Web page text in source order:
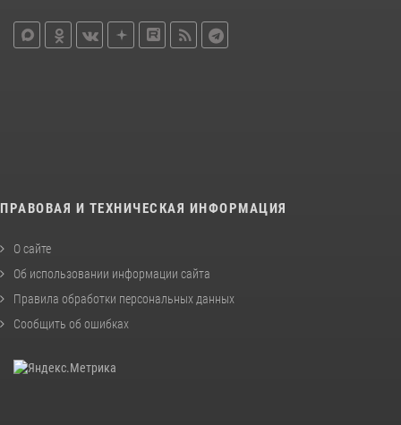
ПРАВОВАЯ И ТЕХНИЧЕСКАЯ ИНФОРМАЦИЯ
О сайте
Об использовании информации сайта
Правила обработки персональных данных
Сообщить об ошибках